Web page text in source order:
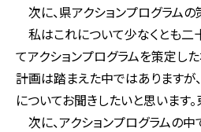
次に、県アクションプログラム
私はこれについて少なくとも二
てアクションプログラムを策定し
計画は踏まえた中ではありますが
についてお聞きしたいと思います
次に、アクションプログラムの